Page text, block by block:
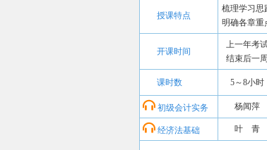
授课特点
梳理学习思
明确各章重
开课时间
上一年考
结束后一周
课时数 5～8小时
初级会计实务 杨闻萍
经济法基础 叶 青